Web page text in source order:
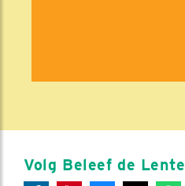
Volg Beleef de Lente